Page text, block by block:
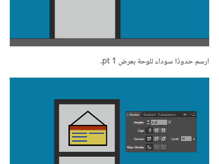
ارسم حدودًا سوداء للوحة بعرض 1 pt.